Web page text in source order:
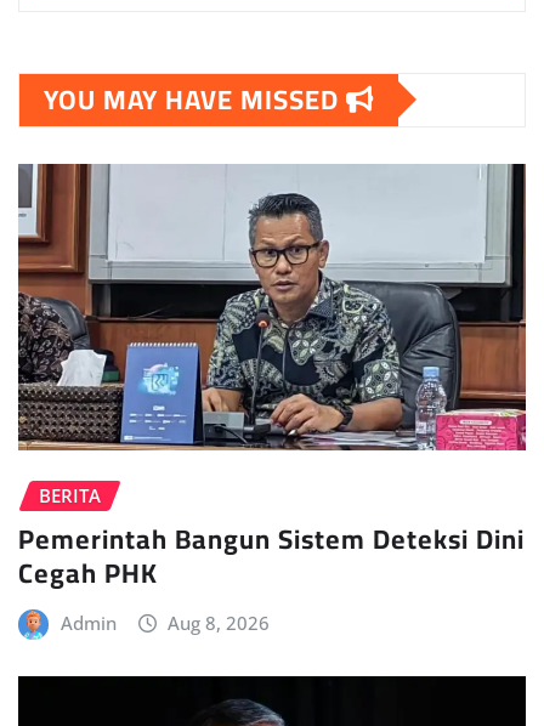
YOU MAY HAVE MISSED
BERITA
Pemerintah Bangun Sistem Deteksi Dini
Cegah PHK
Admin Aug 8, 2026